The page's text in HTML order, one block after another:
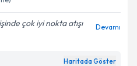
çok iyi nokta atışı
Devamı
Haritada Göster